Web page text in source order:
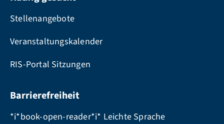
Stellenangebote
Veranstaltungskalender
RIS-Portal Sitzungen
Barrierefreiheit
*i*book-open-reader*i* Leichte Sprache